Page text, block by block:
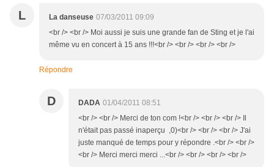
L La danseuse 07/03/2011 09:09
<br /> <br /> Moi aussi je suis une grande fan de Sting et je l'ai
même vu en concert à 15 ans !!!<br /> <br /> <br /> <br />
Répondre
D DADA 01/04/2011 08:51
<br /> <br /> Merci de ton com !<br /> <br /> <br /> Il
n'était pas passé inaperçu ,0)<br /> <br /> <br /> J'ai
juste manqué de temps pour y répondre .<br /> <br />
<br /> Merci merci merci ...<br /> <br /> <br /> <br />